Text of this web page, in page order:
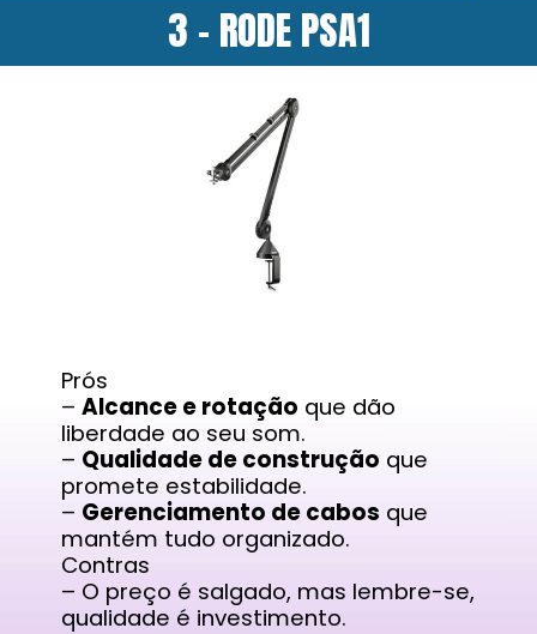
3 - RODE PSA1
Prós
–Alcance e rotação que dão
liberdade ao seu som.
– Qualidade de construção que
promete estabilidade.
– Gerenciamento de cabos que
mantém tudo organizado.
Contras
– O preço é salgado, mas lembre-se,
qualidade é investimento.